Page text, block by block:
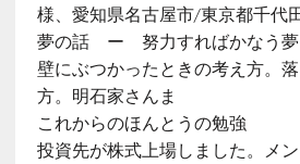
様、愛知県名古屋市/東京都千代
夢の話 ー 努力すればかなう夢
壁にぶつかったときの考え方。
方。明石家さんま
これからのほんとうの勉強
投資先が株式上場しました。メ